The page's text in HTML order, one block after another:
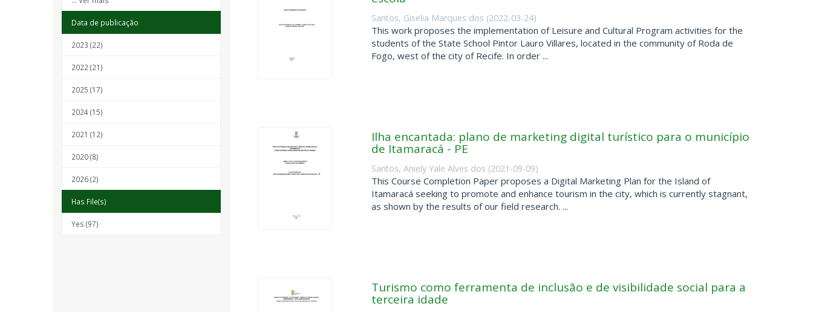
Data de publicação
2023 (22)
2022 (21)
2025 (17)
2024 (15)
2021 (12)
2020 (8)
2026 (2)
Has File(s)
Yes (97)
Santos, Giselia Marques dos (2022-03-24)
This work proposes the implementation of Leisure and Cultural Program activities for the
students of the State School Pintor Lauro Villares, located in the community of Roda de
Fogo, west of the city of Recife. In order ...
Ilha encantada: plano de marketing digital turístico para o município
de Itamaracá - PE
Santos, Aniely Yale Alves dos (2021-09-09)
This Course Completion Paper proposes a Digital Marketing Plan for the Island of
Itamaracá seeking to promote and enhance tourism in the city, which is currently stagnant,
as shown by the results of our field research. ...
Turismo como ferramenta de inclusão e de visibilidade social para a
terceira idade